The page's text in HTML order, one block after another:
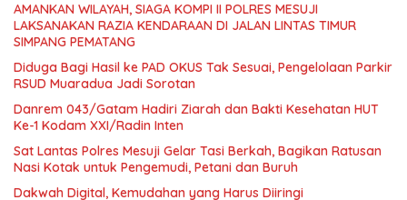
AMANKAN WILAYAH, SIAGA KOMPI II POLRES MESUJI
LAKSANAKAN RAZIA KENDARAAN DI JALAN LINTAS TIMUR
SIMPANG PEMATANG
Diduga Bagi Hasil ke PAD OKUS Tak Sesuai, Pengelolaan Parkir
RSUD Muaradua Jadi Sorotan
Danrem 043/Gatam Hadiri Ziarah dan Bakti Kesehatan HUT
Ke-1 Kodam XXI/Radin Inten
Sat Lantas Polres Mesuji Gelar Tasi Berkah, Bagikan Ratusan
Nasi Kotak untuk Pengemudi, Petani dan Buruh
Dakwah Digital, Kemudahan yang Harus Diiringi